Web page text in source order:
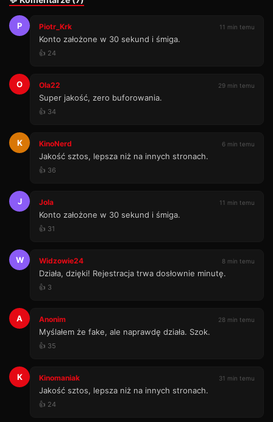
P Piotr_Krk 11 min temu
Konto założone w 30 sekund i śmiga.
👍 24
O Ola22 29 min temu
Super jakość, zero buforowania.
👍 34
K KinoNerd 6 min temu
Jakość sztos, lepsza niż na innych stronach.
👍 36
J Jola 11 min temu
Konto założone w 30 sekund i śmiga.
👍 31
W Widzowie24 8 min temu
Działa, dzięki! Rejestracja trwa dosłownie minutę.
👍 3
A Anonim 28 min temu
Myślałem że fake, ale naprawdę działa. Szok.
👍 35
K Kinomaniak 31 min temu
Jakość sztos, lepsza niż na innych stronach.
👍 24